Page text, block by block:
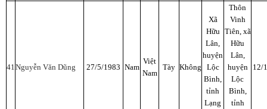
41 Nguyễn Văn Dũng 27/5/1983 Nam
Việt
Nam
Tày Không
Xã
Hữu
Lân,
huyện
Lộc
Bình,
tỉnh
Lạng
Thôn
Vinh
Tiên, xã
Hữu
Lân,
huyện
Lộc
Bình,
tỉnh
12/